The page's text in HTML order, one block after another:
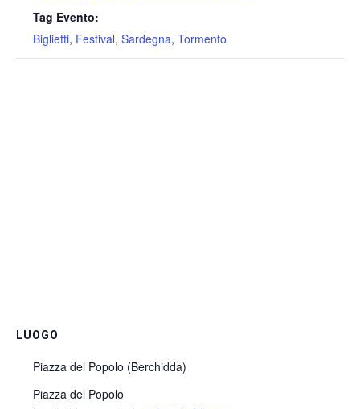
Tag Evento:
Biglietti, Festival, Sardegna, Tormento
LUOGO
Piazza del Popolo (Berchidda)
Piazza del Popolo